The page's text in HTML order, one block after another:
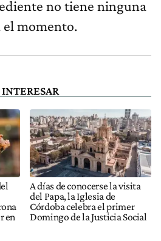
no tiene ninguna
momento.
en
A días de conocerse la visita
del Papa, la Iglesia de
Córdoba celebra el primer
Domingo de la Justicia Social